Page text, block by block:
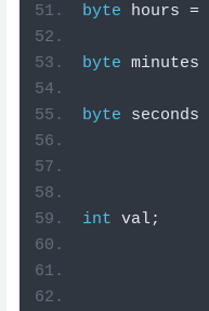
byte hours =
byte minutes
byte seconds
int val;